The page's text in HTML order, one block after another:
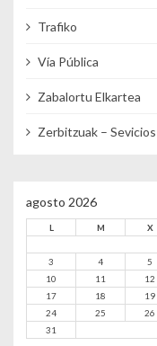
Trafiko
Vía Pública
Zabalortu Elkartea
Zerbitzuak – Sevicios
agosto 2026
L M X
3
4 5
10
11 12
17
18 19
24
25 26
31